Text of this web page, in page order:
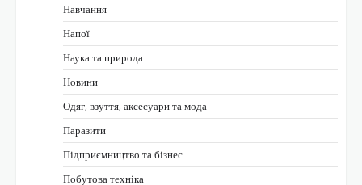
Навчання
Напої
Наука та природа
Новини
Одяг, взуття, аксесуари та мода
Паразити
Підприємництво та бізнес
Побутова техніка